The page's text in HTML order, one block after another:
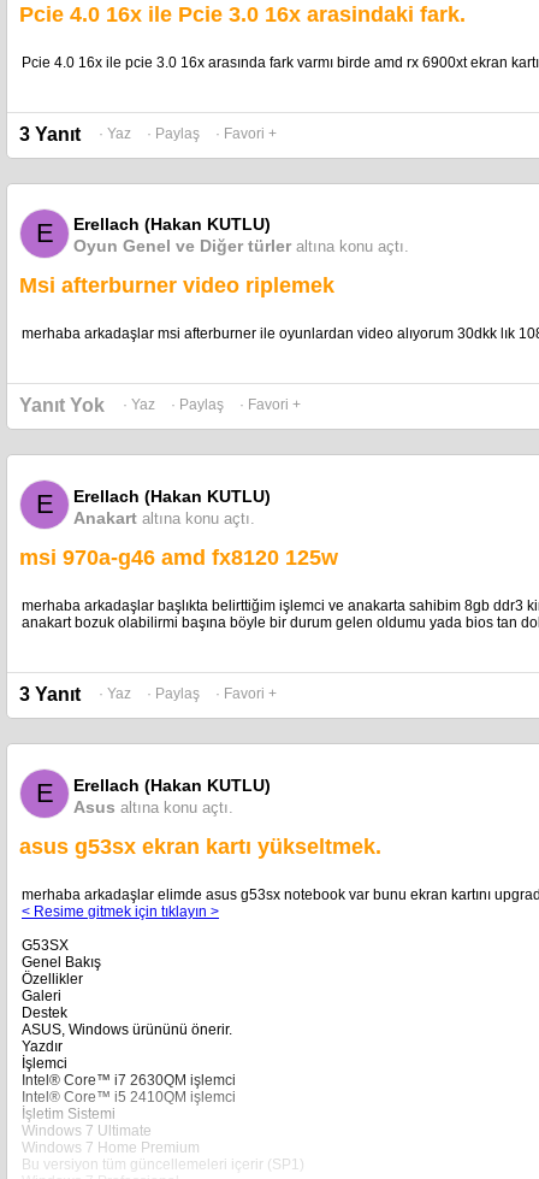
Pcie 4.0 16x ile Pcie 3.0 16x arasindaki fark.
Pcie 4.0 16x ile pcie 3.0 16x arasında fark varmı birde amd rx 6900xt ekran
3 Yanıt · Yaz · Paylaş · Favori +
E
Erellach (Hakan KUTLU)
Oyun Genel ve Diğer türler altına konu açtı.
Msi afterburner video riplemek
merhaba arkadaşlar msi afterburner ile oyunlardan video alıyorum 30dkk lık
Yanıt Yok · Yaz · Paylaş · Favori +
E
Erellach (Hakan KUTLU)
Anakart altına konu açtı.
msi 970a-g46 amd fx8120 125w
merhaba arkadaşlar başlıkta belirttiğim işlemci ve anakarta sahibim 8gb ddr3
anakart bozuk olabilirmi başına böyle bir durum gelen oldumu yada bios tan
3 Yanıt · Yaz · Paylaş · Favori +
E
Erellach (Hakan KUTLU)
Asus altına konu açtı.
asus g53sx ekran kartı yükseltmek.
merhaba arkadaşlar elimde asus g53sx notebook var bunu ekran kartını
< Resime gitmek için tıklayın >
G53SX
Genel Bakış
Özellikler
Galeri
Destek
ASUS, Windows ürününü önerir.
Yazdır
İşlemci
Intel® Core™ i7 2630QM işlemci
Intel® Core™ i5 2410QM işlemci
İşletim Sistemi
Windows 7 Ultimate
Windows 7 Home Premium
Bu versiyon tüm güncellemeleri içerir (SP1)